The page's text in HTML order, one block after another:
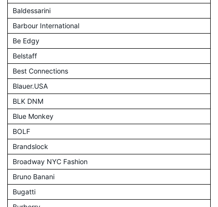
Baldessarini
Barbour International
Be Edgy
Belstaff
Best Connections
Blauer.USA
BLK DNM
Blue Monkey
BOLF
Brandslock
Broadway NYC Fashion
Bruno Banani
Bugatti